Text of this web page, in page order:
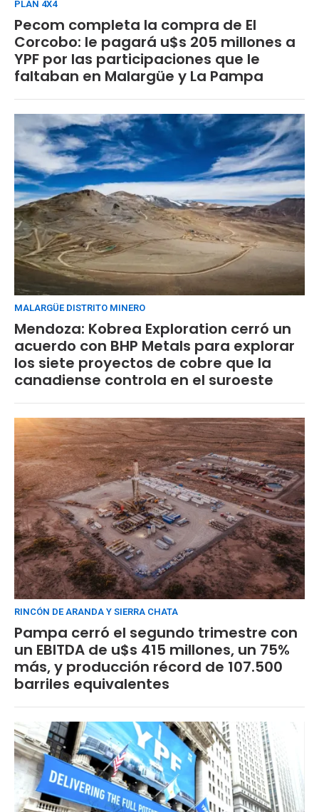
PLAN 4X4
Pecom completa la compra de El
Corcobo: le pagará u$s 205 millones a
YPF por las participaciones que le
faltaban en Malargüe y La Pampa
MALARGÜE DISTRITO MINERO
Mendoza: Kobrea Exploration cerró un
acuerdo con BHP Metals para explorar
los siete proyectos de cobre que la
canadiense controla en el suroeste
RINCÓN DE ARANDA Y SIERRA CHATA
Pampa cerró el segundo trimestre con
un EBITDA de u$s 415 millones, un 75%
más, y producción récord de 107.500
barriles equivalentes